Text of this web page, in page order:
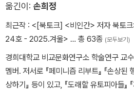
향해 전방위적으로 가해진 공격 현상 ‘백
적인 반향을 일으켰고, 이 책으로 1991년
픽션 부문)을 수상했다. 이후 페미니스트
ream)』 『다크룸』으로 이어지는 책 세
간된 『테러 드림』에서는 9·11 사태에 대
리적 반응을 고찰했고, 2016년에 출간된
옮긴이: 손희정
최근작 : <[북토크] <비인간> 저자 북토
24호 - 2025.겨울> … 총 63종 (모두보기)
경희대학교 비교문화연구소 학술연구 교
멤버. 저서로 『페미니즘 리부트』 『손상
상하기』 등이 있고, 『도래할 유토피아들』